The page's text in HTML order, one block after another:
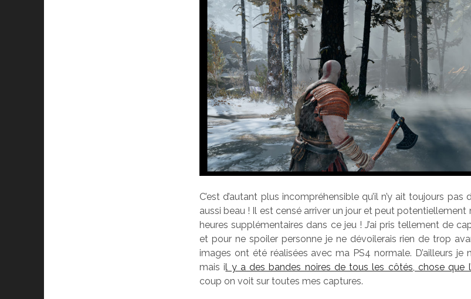
C’est d’autant plus incompréhensible qu’il n’y ait toujours
aussi beau ! Il est censé arriver un jour et peut potentiellement
heures supplémentaires dans ce jeu ! J’ai pris tellement de
et pour ne spoiler personne je ne dévoilerais rien de trop
images ont été réalisées avec ma PS4 normale. D’ailleurs je
mais il y a des bandes noires de tous les côtés, chose que
coup on voit sur toutes mes captures.